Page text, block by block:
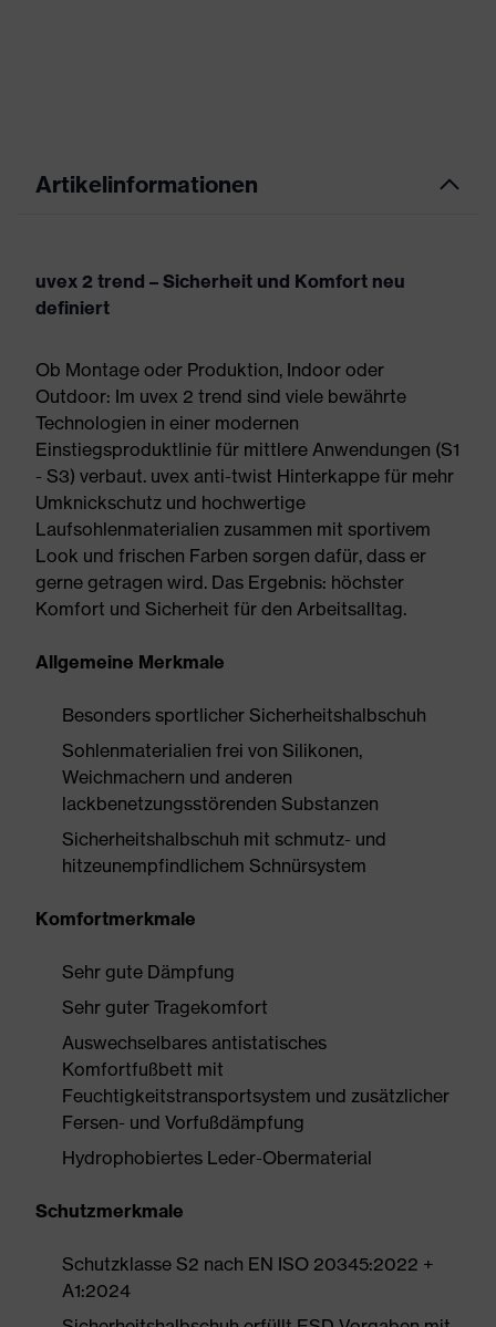
Artikelinformationen
uvex 2 trend – Sicherheit und Komfort neu
definiert
Ob Montage oder Produktion, Indoor oder
Outdoor: Im uvex 2 trend sind viele bewährte
Technologien in einer modernen
Einstiegsproduktlinie für mittlere Anwendungen (S1
- S3) verbaut. uvex anti-twist Hinterkappe für mehr
Umknickschutz und hochwertige
Laufsohlenmaterialien zusammen mit sportivem
Look und frischen Farben sorgen dafür, dass er
gerne getragen wird. Das Ergebnis: höchster
Komfort und Sicherheit für den Arbeitsalltag.
Allgemeine Merkmale
Besonders sportlicher Sicherheitshalbschuh
Sohlenmaterialien frei von Silikonen,
Weichmachern und anderen
lackbenetzungsstörenden Substanzen
Sicherheitshalbschuh mit schmutz- und
hitzeunempfindlichem Schnürsystem
Komfortmerkmale
Sehr gute Dämpfung
Sehr guter Tragekomfort
Auswechselbares antistatisches
Komfortfußbett mit
Feuchtigkeitstransportsystem und zusätzlicher
Fersen- und Vorfußdämpfung
Hydrophobiertes Leder-Obermaterial
Schutzmerkmale
Schutzklasse S2 nach EN ISO 20345:2022 +
A1:2024